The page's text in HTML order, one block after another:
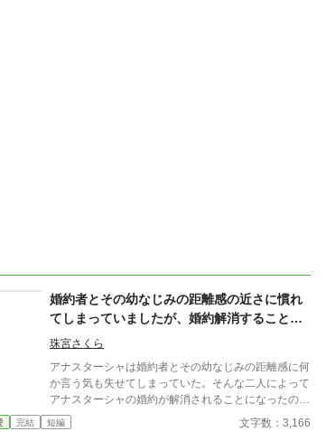
婚約者とその幼なじみの距離感の近さに慣れ
てしまっていましたが、婚約解消することに
なって本当に良かったです
珠宮さくら
アナスターシャは婚約者とその幼なじみの距離感に何
か言う気も失せてしまっていた。そんな二人によって
アナスターシャの婚約が解消されることになったのだ
完結 短編 文字数：3,166